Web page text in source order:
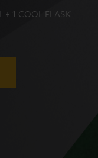
+ 1 COOL FLASK